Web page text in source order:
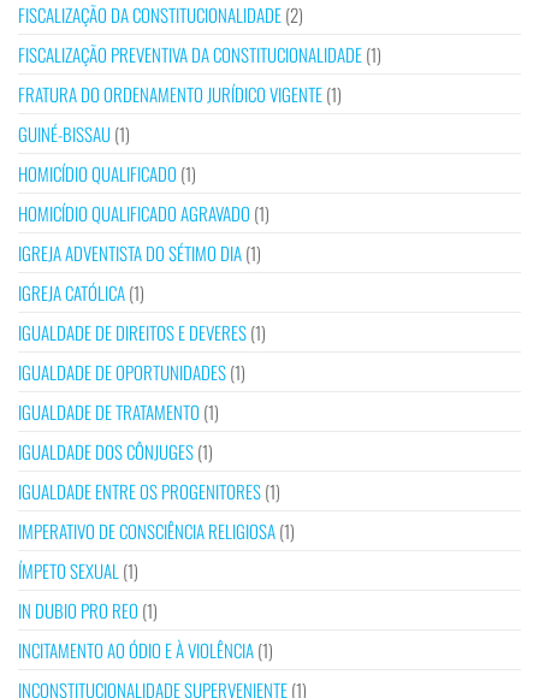
FISCALIZAÇÃO DA CONSTITUCIONALIDADE(2)
FISCALIZAÇÃO PREVENTIVA DA CONSTITUCIONALIDADE(1)
FRATURA DO ORDENAMENTO JURÍDICO VIGENTE(1)
GUINÉ-BISSAU(1)
HOMICÍDIO QUALIFICADO (1)
HOMICÍDIO QUALIFICADO AGRAVADO (1)
IGREJA ADVENTISTA DO SÉTIMO DIA(1)
IGREJA CATÓLICA(1)
IGUALDADE DE DIREITOS E DEVERES(1)
IGUALDADE DE OPORTUNIDADES(1)
IGUALDADE DE TRATAMENTO (1)
IGUALDADE DOS CÔNJUGES(1)
IGUALDADE ENTRE OS PROGENITORES(1)
IMPERATIVO DE CONSCIÊNCIA RELIGIOSA(1)
ÍMPETO SEXUAL (1)
IN DUBIO PRO REO (1)
INCITAMENTO AO ÓDIO E À VIOLÊNCIA(1)
INCONSTITUCIONALIDADE SUPERVENIENTE(1)